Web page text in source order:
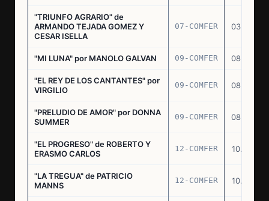
"TRIUNFO AGRARIO" de
ARMANDO TEJADA GOMEZ Y
CESAR ISELLA
07-COMFER 03.03.77
"MI LUNA" por MANOLO GALVAN 09-COMFER 08.03.77
"EL REY DE LOS CANTANTES" por
VIRGILIO
09-COMFER 08.03.77
"PRELUDIO DE AMOR" por DONNA
SUMMER
09-COMFER 08.03.77
"EL PROGRESO" de ROBERTO Y
ERASMO CARLOS
12-COMFER 10.03.77
"LA TREGUA" de PATRICIO
MANNS
12-COMFER 10.03.77